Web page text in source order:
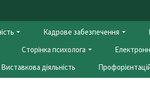
Кадрове забезпечення
Сторінка психолога
Виставкова діяльність